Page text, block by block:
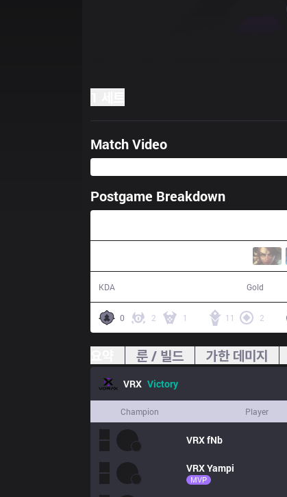
Match Video
Postgame Breakdown
KDA Gold
0 2 1 11 2
룬 / 빌드 가한 데미지
VRX Victory
Champion Player
VRXfNb
VRXYampi
MVP